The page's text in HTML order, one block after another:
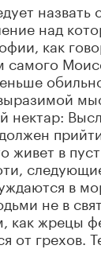
над
как
самого
нектар:
живет в
в
не в
как жрецы
от грехов.